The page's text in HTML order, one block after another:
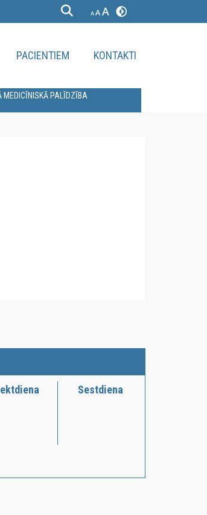
PACIENTIEM KONTAKTI
MEDICĪNISKĀ PALĪDZĪBA
Sestdiena